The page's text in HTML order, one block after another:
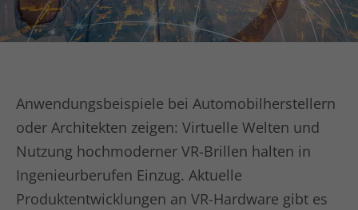
Anwendungsbeispiele bei Automobilherstellern
oder Architekten zeigen: Virtuelle Welten und
Nutzung hochmoderner VR-Brillen halten in
Ingenieurberufen Einzug. Aktuelle
Produktentwicklungen an VR-Hardware gibt es
Anbieter TYPO3
Zweck
Cookie von TYPO3. Es speichert im falle
eines Benutzer-Logins die session ID
mithilfe derer der eingelochte user
geschützten Bereichen zu gewähren.
Analytics & Performance
Name
Anbieter Google Ads
Laufzeit
Cookie-Informationen anzeigen